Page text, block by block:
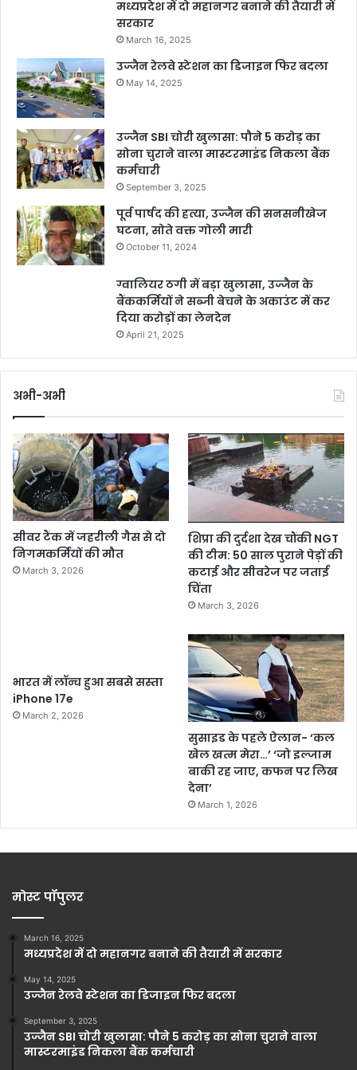
मध्यप्रदेश में दो महानगर बनाने की तैयारी में
सरकार
March 16, 2025
उज्जैन रेलवे स्टेशन का डिजाइन फिर बदला
May 14, 2025
उज्जैन SBI चोरी खुलासा: पौने 5 करोड़ का
सोना चुराने वाला मास्टरमाइंड निकला बैंक
कर्मचारी
September 3, 2025
पूर्व पार्षद की हत्या, उज्जैन की सनसनीखेज
घटना, सोते वक्त गोली मारी
October 11, 2024
ग्वालियर ठगी में बड़ा खुलासा, उज्जैन के
बैंककर्मियों ने सब्जी बेचने के अकाउंट में कर
दिया करोड़ों का लेनदेन
April 21, 2025
अभी-अभी
सीवर टैंक में जहरीली गैस से दो
निगमकर्मियों की मौत
March 3, 2026
शिप्रा की दुर्दशा देख चौंकी NGT
की टीम: 50 साल पुराने पेड़ों की
कटाई और सीवरेज पर जताई
चिंता
March 3, 2026
भारत में लॉन्च हुआ सबसे सस्ता
iPhone 17e
March 2, 2026
सुसाइड के पहले ऐलान- ‘कल
खेल खत्म मेरा…’ ‘जो इल्जाम
बाकी रह जाए, कफन पर लिख
देना’
March 1, 2026
मोस्ट पॉपुलर
March 16, 2025
मध्यप्रदेश में दो महानगर बनाने की तैयारी में सरकार
May 14, 2025
उज्जैन रेलवे स्टेशन का डिजाइन फिर बदला
September 3, 2025
उज्जैन SBI चोरी खुलासा: पौने 5 करोड़ का सोना चुराने वाला
मास्टरमाइंड निकला बैंक कर्मचारी